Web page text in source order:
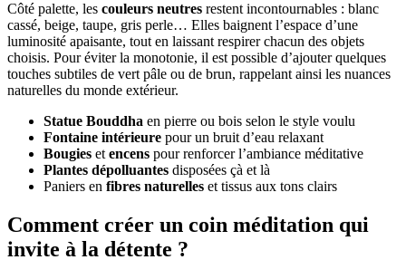
Côté palette, les couleurs neutres restent incontournables : blanc
cassé, beige, taupe, gris perle… Elles baignent l’espace d’une
luminosité apaisante, tout en laissant respirer chacun des objets
choisis. Pour éviter la monotonie, il est possible d’ajouter quelques
touches subtiles de vert pâle ou de brun, rappelant ainsi les nuances
naturelles du monde extérieur.
Statue Bouddha en pierre ou bois selon le style voulu
Fontaine intérieure pour un bruit d’eau relaxant
Bougies et encens pour renforcer l’ambiance méditative
Plantes dépolluantes disposées çà et là
Paniers en fibres naturelles et tissus aux tons clairs
Comment créer un coin méditation qui
invite à la détente ?